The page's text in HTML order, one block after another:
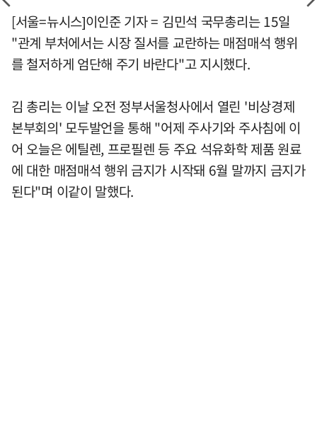
[서울=뉴시스]이인준 기자 = 김민석 국무총리는 15일
"관계 부처에서는 시장 질서를 교란하는 매점매석 행위
를 철저하게 엄단해 주기 바란다"고 지시했다.
김 총리는 이날 오전 정부서울청사에서 열린 '비상경제
본부회의' 모두발언을 통해 "어제 주사기와 주사침에 이
어 오늘은 에틸렌, 프로필렌 등 주요 석유화학 제품 원료
에 대한 매점매석 행위 금지가 시작돼 6월 말까지 금지가
된다"며 이같이 말했다.